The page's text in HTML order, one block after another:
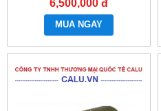
6,500,000 đ
MUA NGAY